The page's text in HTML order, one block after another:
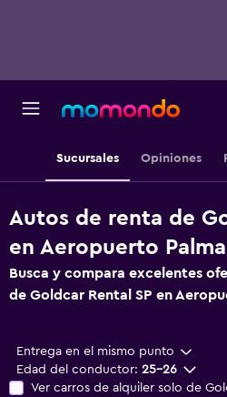
Sucursales Opiniones
Autos de renta de
en Aeropuerto
Busca y compara excelentes
de Goldcar Rental SP en
Entrega en el mismo punto
Edad del conductor: 25-26
Ver carros de alquiler solo de